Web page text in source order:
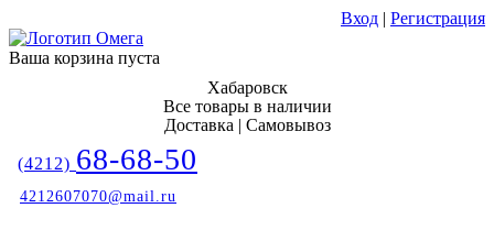
Вход | Регистрация
Ваша корзина пуста
Хабаровск
Все товары в наличии
Доставка | Самовывоз
(4212) 68-68-50
4212607070@mail.ru